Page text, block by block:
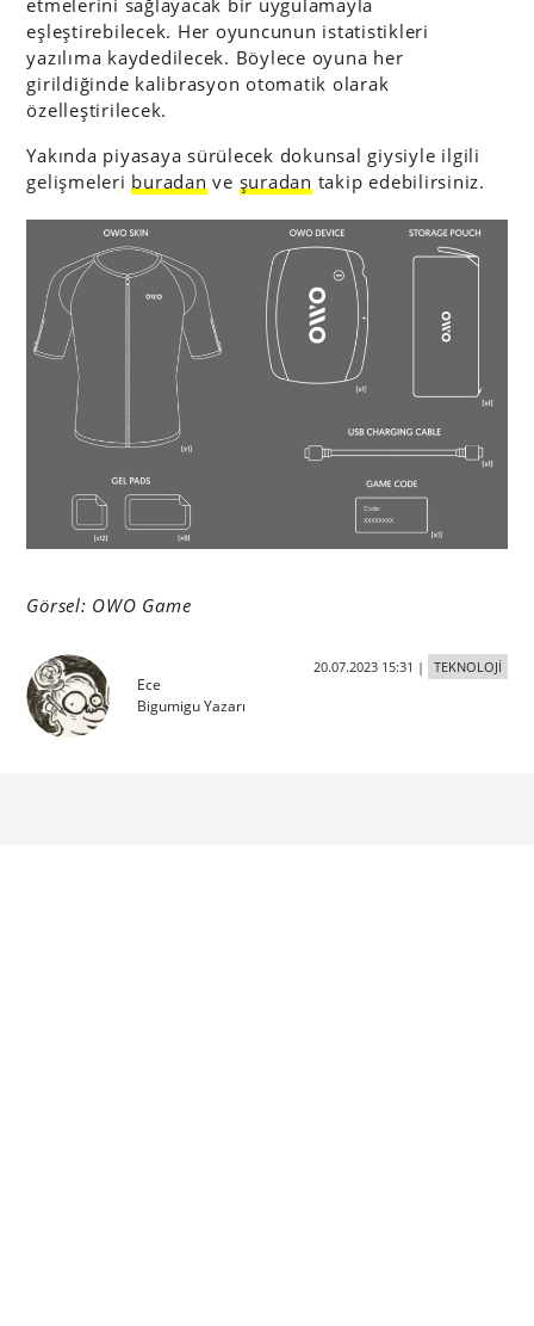
etmelerini sağlayacak bir uygulamayla
eşleştirebilecek. Her oyuncunun istatistikleri
yazılıma kaydedilecek. Böylece oyuna her
girildiğinde kalibrasyon otomatik olarak
özelleştirilecek.
Yakında piyasaya sürülecek dokunsal giysiyle ilgili
gelişmeleri buradan ve şuradan takip edebilirsiniz.
Görsel: OWO Game
Ece
Bigumigu Yazarı
20.07.2023 15:31 | TEKNOLOJİ